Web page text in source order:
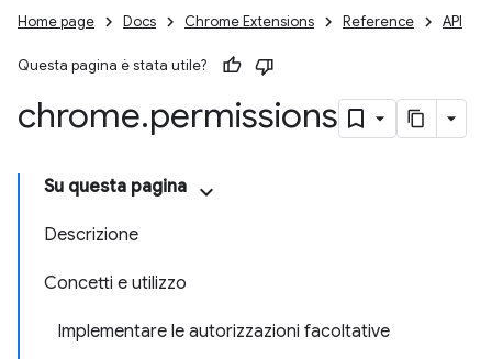
Home page Docs Chrome Extensions Reference API
Questa pagina è stata utile?
chrome.permissions
Su questa pagina
Descrizione
Concetti e utilizzo
Implementare le autorizzazioni facoltative